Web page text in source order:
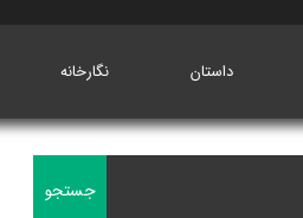
داستان نگارخانه